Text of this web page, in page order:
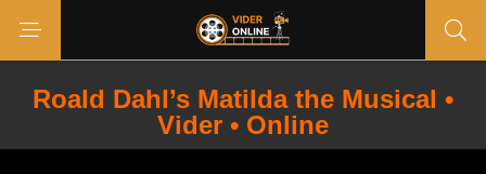
Roald Dahl’s Matilda the Musical •
Vider • Online